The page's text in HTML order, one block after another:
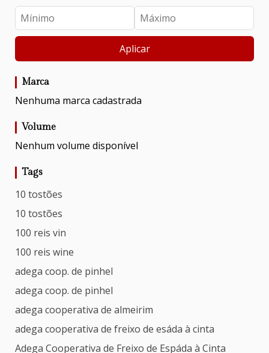
Aplicar
Marca
Nenhuma marca cadastrada
Volume
Nenhum volume disponível
Tags
10 tostões
10 tostões
100 reis vin
100 reis wine
adega coop. de pinhel
adega coop. de pinhel
adega cooperativa de almeirim
adega cooperativa de freixo de esáda à cinta
Adega Cooperativa de Freixo de Espáda à Cinta